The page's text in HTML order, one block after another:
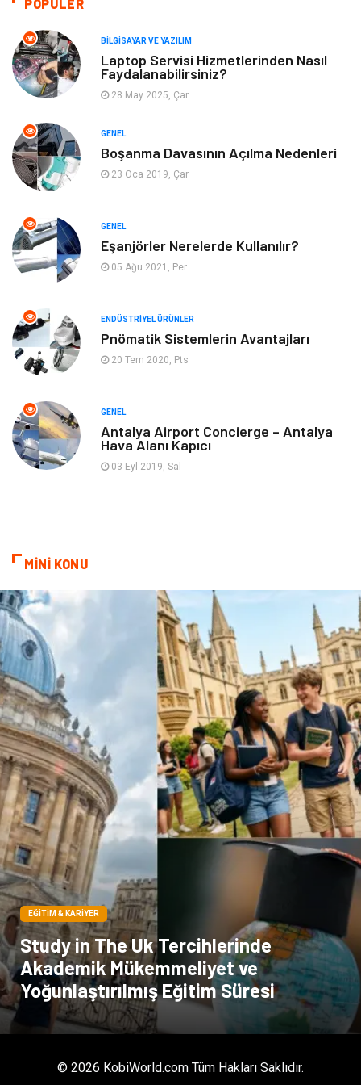
Giyim Turizm
Otomotiv Eğitim Kurumları
Yapı İnşaat
Emlak Maden ve Metal
Mobilya Hizmet
Endüstriyel Ürünler
Aksesuar Bahçe Ev
Ambalaj
Markalar
Telekomünikasyon Basın Yayın
Dernekler ve Birlikler
Kiralama Servisleri Alüminyum
Doğal Enerji Kaynakları İşitme
Hediyelik Eşya Veteriner
Pazarlama Moda
POPÜLER
BILGISAYAR VE YAZILIM
Laptop Servisi Hizmetlerinden Nasıl
Faydalanabilirsiniz?
28 May 2025, Çar
GENEL
Boşanma Davasının Açılma Nedenleri
23 Oca 2019, Çar
GENEL
Eşanjörler Nerelerde Kullanılır?
05 Ağu 2021, Per
ENDÜSTRIYEL ÜRÜNLER
Pnömatik Sistemlerin Avantajları
20 Tem 2020, Pts
GENEL
Antalya Airport Concierge – Antalya
Hava Alanı Kapıcı
03 Eyl 2019, Sal
MİNİ KONU
EĞITIM & KARIYER
Study in The Uk Tercihlerinde
Akademik Mükemmeliyet ve
Yoğunlaştırılmış Eğitim Süresi
© 2026 KobiWorld.com Tüm Hakları Saklıdır.